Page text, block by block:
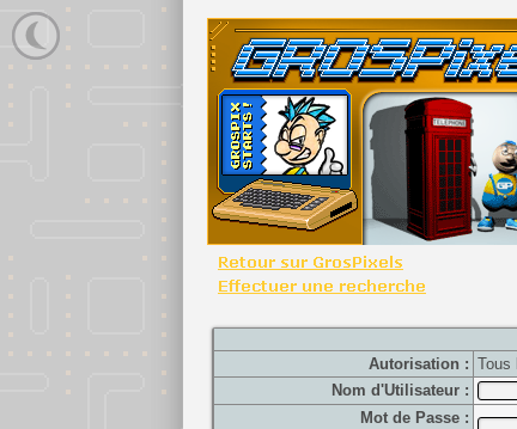
Autorisation : Tous
Nom d'Utilisateur :
Mot de Passe :